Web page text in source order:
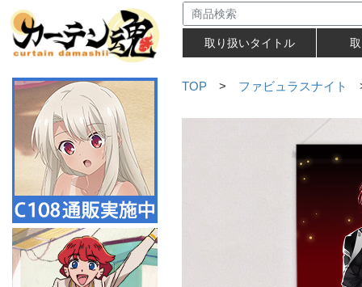
取り扱いタイトル
TOP > ファビュラスナイト